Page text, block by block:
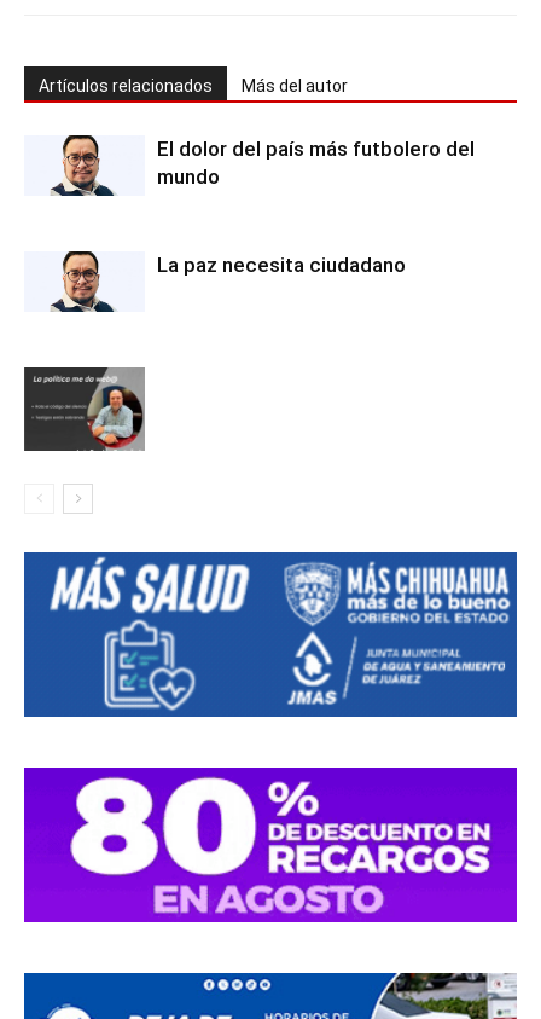
Artículos relacionados Más del autor
El dolor del país más futbolero del
mundo
La paz necesita ciudadano